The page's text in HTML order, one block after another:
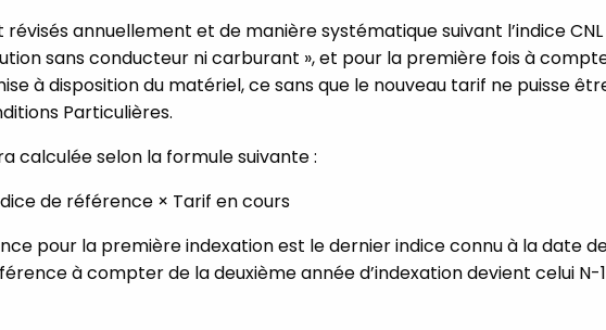
révisés annuellement et de manière systématique suivant l’indice
sans conducteur ni carburant », et pour la première fois à
à disposition du matériel, ce sans que le nouveau tarif ne puisse
Particulières.
calculée selon la formule suivante :
de référence × Tarif en cours
pour la première indexation est le dernier indice connu à la date
à compter de la deuxième année d’indexation devient celui